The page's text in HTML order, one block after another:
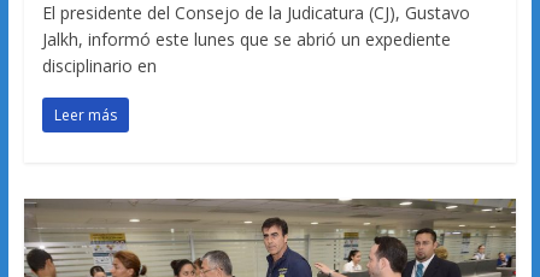
El presidente del Consejo de la Judicatura (CJ), Gustavo
Jalkh, informó este lunes que se abrió un expediente
disciplinario en
Leer más